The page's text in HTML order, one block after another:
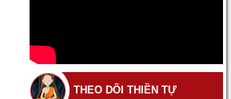
THEO DÕI THIỀN TỰ